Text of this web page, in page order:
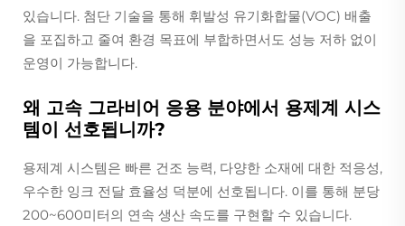
있습니다. 첨단 기술을 통해 휘발성 유기화합물(VOC) 배출
을 포집하고 줄여 환경 목표에 부합하면서도 성능 저하 없이
운영이 가능합니다.
왜 고속 그라비어 응용 분야에서 용제계 시스
템이 선호됩니까?
용제계 시스템은 빠른 건조 능력, 다양한 소재에 대한 적응성,
우수한 잉크 전달 효율성 덕분에 선호됩니다. 이를 통해 분당
200~600미터의 연속 생산 속도를 구현할 수 있습니다.